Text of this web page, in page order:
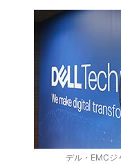
デル・EMCジ